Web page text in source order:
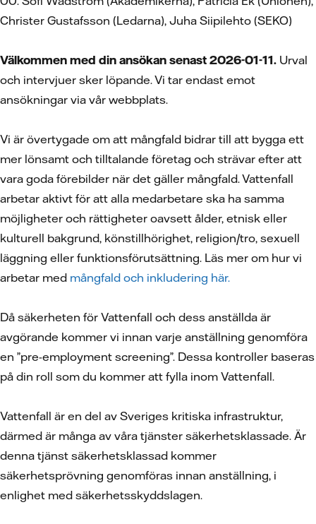
Christer Gustafsson (Ledarna), Juha Siipilehto (SEKO)
Välkommen med din ansökan senast 2026-01-11. Urval
och intervjuer sker löpande. Vi tar endast emot
ansökningar via vår webbplats.
Vi är övertygade om att mångfald bidrar till att bygga ett
mer lönsamt och tilltalande företag och strävar efter att
vara goda förebilder när det gäller mångfald. Vattenfall
arbetar aktivt för att alla medarbetare ska ha samma
möjligheter och rättigheter oavsett ålder, etnisk eller
kulturell bakgrund, könstillhörighet, religion/tro, sexuell
läggning eller funktionsförutsättning. Läs mer om hur vi
arbetar med mångfald och inkludering här.
Då säkerheten för Vattenfall och dess anställda är
avgörande kommer vi innan varje anställning genomföra
en ”pre-employment screening”. Dessa kontroller baseras
på din roll som du kommer att fylla inom Vattenfall.
Vattenfall är en del av Sveriges kritiska infrastruktur,
därmed är många av våra tjänster säkerhetsklassade. Är
denna tjänst säkerhetsklassad kommer
säkerhetsprövning genomföras innan anställning, i
enlighet med säkerhetsskyddslagen.